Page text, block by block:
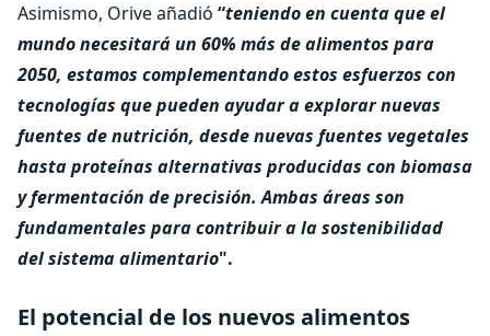
Asimismo, Orive añadió “teniendo en cuenta que el
mundo necesitará un 60% más de alimentos para
2050, estamos complementando estos esfuerzos con
tecnologías que pueden ayudar a explorar nuevas
fuentes de nutrición, desde nuevas fuentes vegetales
hasta proteínas alternativas producidas con biomasa
y fermentación de precisión. Ambas áreas son
fundamentales para contribuir a la sostenibilidad
del sistema alimentario".
El potencial de los nuevos alimentos